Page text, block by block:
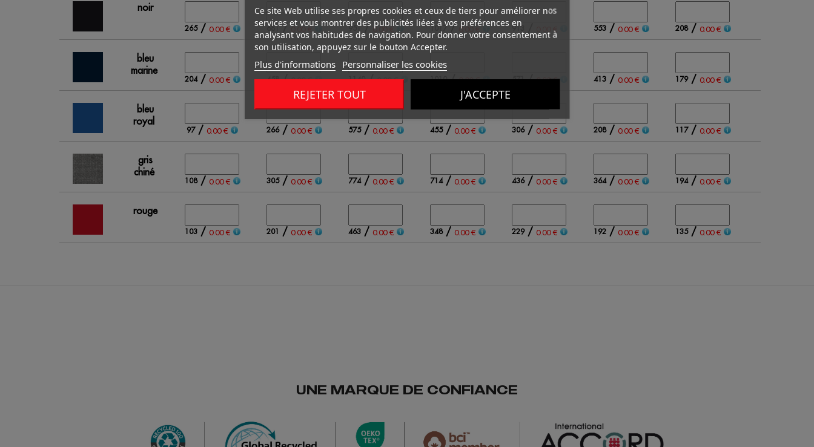
noir
265/ 0.00 € 681/0.00 € 951/ 0.00 € 1017/ 0.00 € 913 0.00 € 553 / 0.00 € 208/ 0.00 €
bleu
marine
204/ 0.00 € 458/0.00 € 1140/0.00 € 1010/0.00 € 571/0.00 € 413 / 0.00 € 179/ 0.00 €
bleu
royal
97/ 0.00 € 266/ 0.00 € 575/ 0.00 € 455/ 0.00 € 306/ 0.00 € 208/ 0.00 € 117/ 0.00 €
gris
chiné
108/ 0.00 € 305/ 0.00 € 774/ 0.00 € 714/ 0.00 € 436/ 0.00 € 364/ 0.00 € 194/ 0.00 €
rouge
103 / 0.00 € 201 / 0.00 € 463 / 0.00 € 348/ 0.00 € 229/ 0.00 € 192 / 0.00 € 135/ 0.00 €
UNE MARQUE DE CONFIANCE
Ce site Web utilise ses propres cookies et ceux de tiers pour améliorer nos
services et vous montrer des publicités liées à vos préférences en
analysant vos habitudes de navigation. Pour donner votre consentement à
son utilisation, appuyez sur le bouton Accepter.
Plus d'informations Personnaliser les cookies
REJETER TOUT J'ACCEPTE